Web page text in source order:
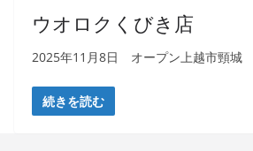
ウオロクくびき店
2025年11月8日 オープン上越市頸城
続きを読む